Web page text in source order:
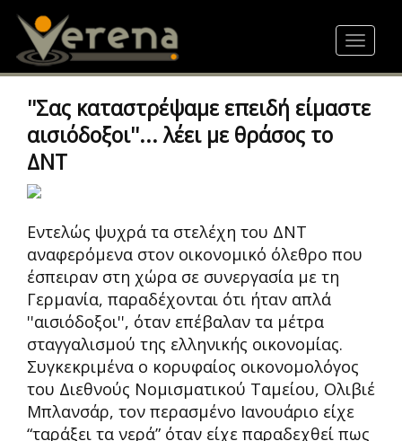
content
Toggle
''Σας καταστρέψαμε επειδή είμαστε
αισιόδοξοι''... λέει με θράσος το
ΔΝΤ
Εντελώς ψυχρά τα στελέχη του ΔΝΤ
αναφερόμενα στον οικονομικό όλεθρο που
έσπειραν στη χώρα σε συνεργασία με τη
Γερμανία, παραδέχονται ότι ήταν απλά
''αισιόδοξοι'', όταν επέβαλαν τα μέτρα
σταγγαλισμού της ελληνικής οικονομίας.
Συγκεκριμένα ο κορυφαίος οικονομολόγος
του Διεθνούς Νομισματικού Ταμείου, Ολιβιέ
Μπλανσάρ, τον περασμένο Ιανουάριο είχε
“ταράξει τα νερά” όταν είχε παραδεχθεί πως